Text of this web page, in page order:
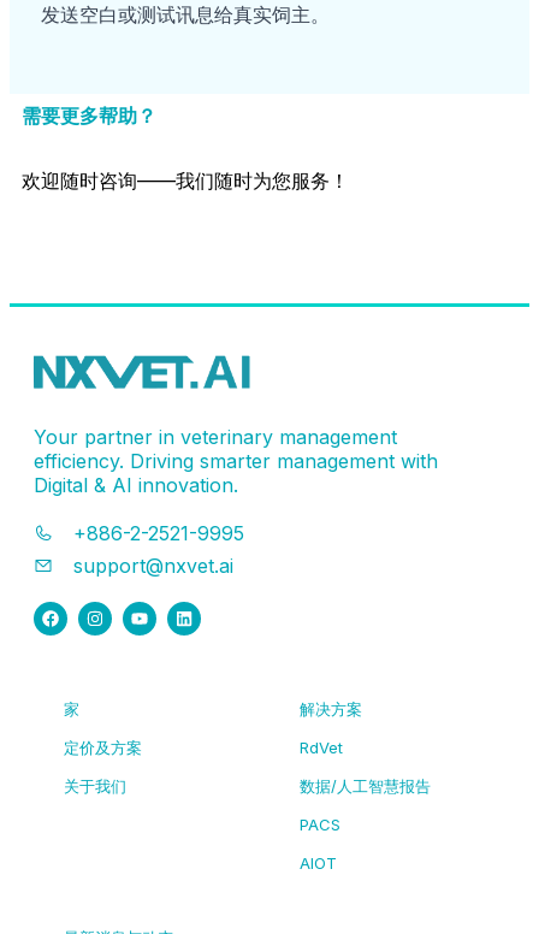
发送空白或测试讯息给真实饲主。
需要更多帮助？
欢迎随时咨询——我们随时为您服务！
Your partner in veterinary management
efficiency. Driving smarter management with
Digital & AI innovation.
+886-2-2521-9995
support@nxvet.ai
家
定价及方案
关于我们
解决方案
RdVet
数据/人工智慧报告
PACS
AIOT